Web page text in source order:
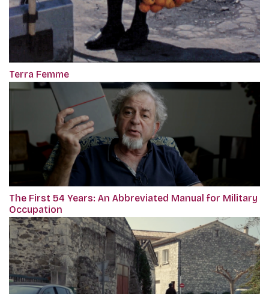
Terra Femme
The First 54 Years: An Abbreviated Manual for Military
Occupation